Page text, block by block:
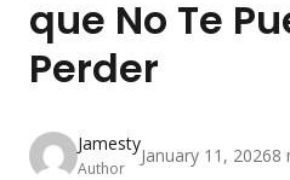
que No Te
Perder
Jamesty
Author
January 11, 20268